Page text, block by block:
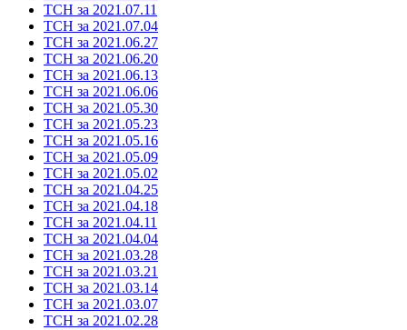
ТСН за 2021.07.11
ТСН за 2021.07.04
ТСН за 2021.06.27
ТСН за 2021.06.20
ТСН за 2021.06.13
ТСН за 2021.06.06
ТСН за 2021.05.30
ТСН за 2021.05.23
ТСН за 2021.05.16
ТСН за 2021.05.09
ТСН за 2021.05.02
ТСН за 2021.04.25
ТСН за 2021.04.18
ТСН за 2021.04.11
ТСН за 2021.04.04
ТСН за 2021.03.28
ТСН за 2021.03.21
ТСН за 2021.03.14
ТСН за 2021.03.07
ТСН за 2021.02.28